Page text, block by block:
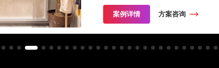
案例详情 方案咨询